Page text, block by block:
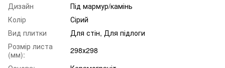
Дизайн
Під мармур/камінь
Колір
Сірий
Вид плитки
Для стін, Для підлоги
Розмір листа
(мм):
298х298